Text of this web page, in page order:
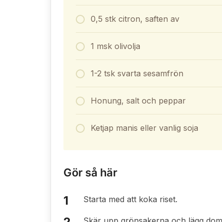
0,5 stk citron, saften av
1 msk olivolja
1-2 tsk svarta sesamfrön
Honung, salt och peppar
Ketjap manis eller vanlig soja
Gör så här
Starta med att koka riset.